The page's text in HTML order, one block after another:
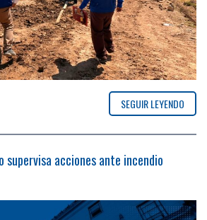
SEGUIR LEYENDO
supervisa acciones ante incendio